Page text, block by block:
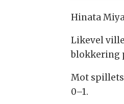
Hinata
Likevel
blokkering
Mot
0–1.